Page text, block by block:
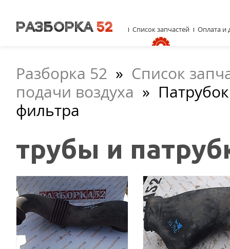
Разборка 52 » Список
подачи воздуха »
фильтра
трубы и
Список запчастей Оплата и